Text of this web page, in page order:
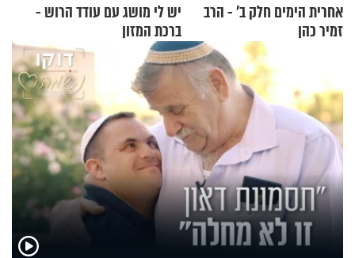
אחרית הימים חלק ב’ - הרב
זמיר כהן
יש לי מושג עם עודד הרוש -
ברכת המזון